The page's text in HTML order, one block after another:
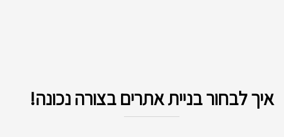
איך לבחור בניית אתרים בצורה נכונה!